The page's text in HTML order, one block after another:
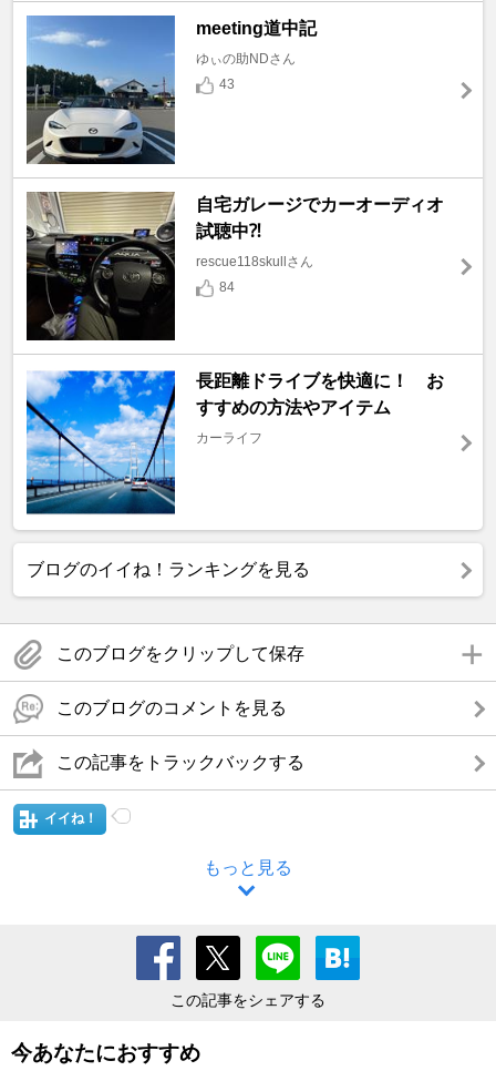
meeting道中記
ゆぃの助NDさん
43
自宅ガレージでカーオーディオ
試聴中⁈
rescue118skullさん
84
長距離ドライブを快適に！ お
すすめの方法やアイテム
カーライフ
ブログのイイね！ランキングを見る
このブログをクリップして保存
このブログのコメントを見る
この記事をトラックバックする
イイね！
もっと見る
この記事をシェアする
今あなたにおすすめ